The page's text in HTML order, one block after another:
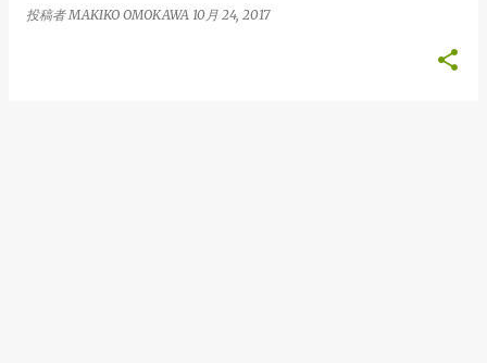
投稿者MAKIKO OMOKAWA 10月 24, 2017